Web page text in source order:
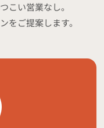
こい営業なし。
をご提案します。